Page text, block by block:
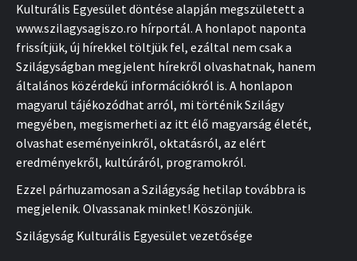
Kulturális Egyesület döntése alapján megszületett a
www.szilagysagiszo.ro hírportál. A honlapot naponta
frissítjük, új hírekkel töltjük fel, ezáltal nem csak a
Szilágyságban megjelent hírekről olvashatnak, hanem
általános közérdekű információkról is. A honlapon
magyarul tájékozódhat arról, mi történik Szilágy
megyében, megismerheti az itt élő magyarság életét,
olvashat eseményeinkről, oktatásról, az elért
eredményekről, kultúráról, programokról.
Ezzel párhuzamosan a Szilágyság hetilap továbbra is
megjelenik. Olvassanak minket! Köszönjük.
Szilágyság Kulturális Egyesület vezetősége